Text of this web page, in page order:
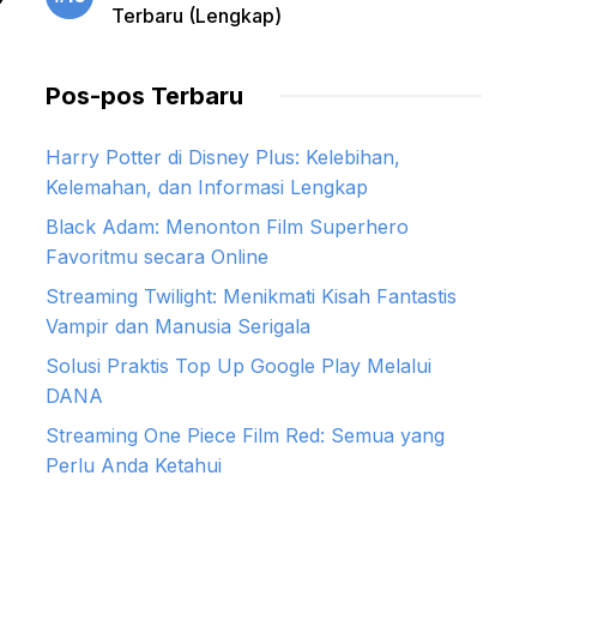
Terbaru (Lengkap)
Pos-pos Terbaru
Harry Potter di Disney Plus: Kelebihan,
Kelemahan, dan Informasi Lengkap
Black Adam: Menonton Film Superhero
Favoritmu secara Online
Streaming Twilight: Menikmati Kisah Fantastis
Vampir dan Manusia Serigala
Solusi Praktis Top Up Google Play Melalui
DANA
Streaming One Piece Film Red: Semua yang
Perlu Anda Ketahui